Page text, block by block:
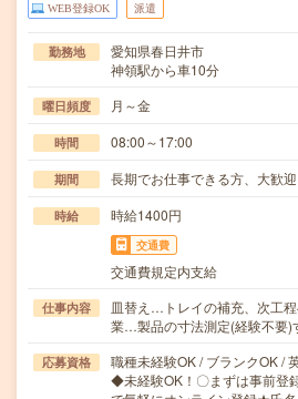
WEB登録OK 派遣
勤務地
愛知県春日井市
神領駅から車10分
曜日頻度 月～金
時間 08:00～17:00
期間 長期でお仕事できる方、大歓迎
時給 時給1400円
交通費
交通費規定内支給
仕事内容
皿替え…トレイの補充、次工
業…製品の寸法測定(経験不要
応募資格
職種未経験OK / ブランクOK /
◆未経験OK！〇まずは事前登